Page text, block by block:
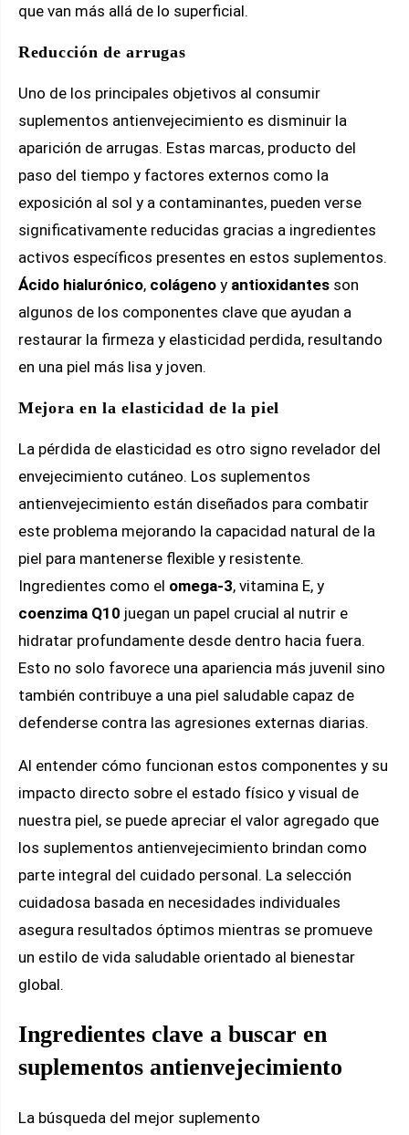
que van más allá de lo superficial.
Reducción de arrugas
Uno de los principales objetivos al consumir
suplementos antienvejecimiento es disminuir la
aparición de arrugas. Estas marcas, producto del
paso del tiempo y factores externos como la
exposición al sol y a contaminantes, pueden verse
significativamente reducidas gracias a ingredientes
activos específicos presentes en estos suplementos.
Ácido hialurónico, colágeno y antioxidantes son
algunos de los componentes clave que ayudan a
restaurar la firmeza y elasticidad perdida, resultando
en una piel más lisa y joven.
Mejora en la elasticidad de la piel
La pérdida de elasticidad es otro signo revelador del
envejecimiento cutáneo. Los suplementos
antienvejecimiento están diseñados para combatir
este problema mejorando la capacidad natural de la
piel para mantenerse flexible y resistente.
Ingredientes como el omega-3, vitamina E, y
coenzima Q10 juegan un papel crucial al nutrir e
hidratar profundamente desde dentro hacia fuera.
Esto no solo favorece una apariencia más juvenil sino
también contribuye a una piel saludable capaz de
defenderse contra las agresiones externas diarias.
Al entender cómo funcionan estos componentes y su
impacto directo sobre el estado físico y visual de
nuestra piel, se puede apreciar el valor agregado que
los suplementos antienvejecimiento brindan como
parte integral del cuidado personal. La selección
cuidadosa basada en necesidades individuales
asegura resultados óptimos mientras se promueve
un estilo de vida saludable orientado al bienestar
global.
Ingredientes clave a buscar en
suplementos antienvejecimiento
La búsqueda del mejor suplemento